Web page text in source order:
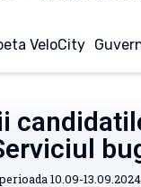
VeloCity
10.09-